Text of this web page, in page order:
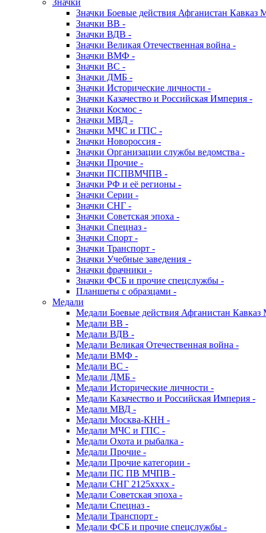
Значки
Значки Боевые действия Афганистан Кавказ
Значки ВВ -
Значки ВДВ -
Значки Великая Отечественная война -
Значки ВМФ -
Значки ВС -
Значки ДМБ -
Значки Исторические личности -
Значки Казачество и Российская Империя -
Значки Космос -
Значки МВД -
Значки МЧС и ГПС -
Значки Новороссия -
Значки Организации службы ведомства -
Значки Прочие -
Значки ПСПВМЧПВ -
Значки РФ и её регионы -
Значки Серии -
Значки СНГ -
Значки Советская эпоха -
Значки Спецназ -
Значки Спорт -
Значки Транспорт -
Значки Учебные заведения -
Значки фрачники -
Значки ФСБ и прочие спецслужбы -
Планшеты с образцами -
Медали
Медали Боевые действия Афганистан
Медали ВВ -
Медали ВДВ -
Медали Великая Отечественная война -
Медали ВМФ -
Медали ВС -
Медали ДМБ -
Медали Исторические личности -
Медали Казачество и Российская Империя -
Медали МВД -
Медали Москва-КНН -
Медали МЧС и ГПС -
Медали Охота и рыбалка -
Медали Прочие -
Медали Прочие категории -
Медали ПС ПВ МЧПВ -
Медали СНГ 2125хххх -
Медали Советская эпоха -
Медали Спецназ -
Медали Транспорт -
Медали ФСБ и прочие спецслужбы -